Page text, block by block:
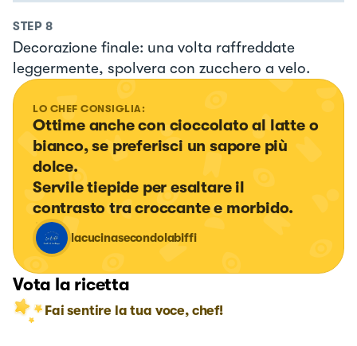
STEP 8
Decorazione finale: una volta raffreddate
leggermente, spolvera con zucchero a velo.
LO CHEF CONSIGLIA:
Ottime anche con cioccolato al latte o
bianco, se preferisci un sapore più
dolce.
Servile tiepide per esaltare il
contrasto tra croccante e morbido.
lacucinasecondolabiffi
Vota la ricetta
Fai sentire la tua voce, chef!